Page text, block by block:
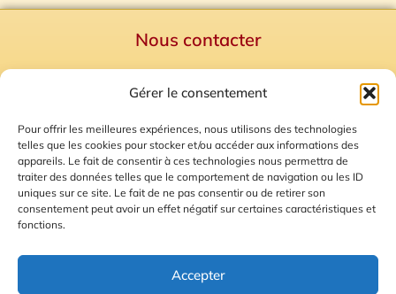
Gérer le consentement
Pour offrir les meilleures expériences, nous utilisons des technologies
telles que les cookies pour stocker et/ou accéder aux informations des
appareils. Le fait de consentir à ces technologies nous permettra de
traiter des données telles que le comportement de navigation ou les ID
uniques sur ce site. Le fait de ne pas consentir ou de retirer son
consentement peut avoir un effet négatif sur certaines caractéristiques et
fonctions.
Accepter
Nous contacter
Mentions Légales
Plan du site
Gestion des Cookies